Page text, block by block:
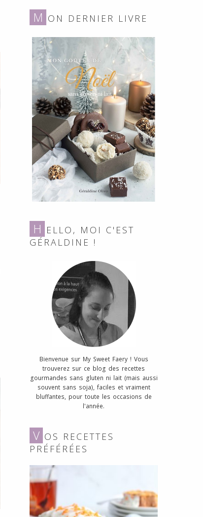
ni
lait
M ON DERNIER LIVRE
H ELLO, MOI C'EST
GÉRALDINE !
Bienvenue sur My Sweet Faery ! Vous
trouverez sur ce blog des recettes
gourmandes sans gluten ni lait (mais aussi
souvent sans soja), faciles et vraiment
bluffantes, pour toute les occasions de
l'année.
V OS RECETTES
PRÉFÉRÉES